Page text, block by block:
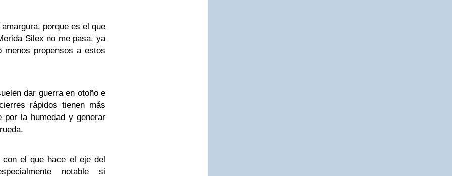
porque es el que
Silex no me pasa, ya
propensos a estos
dar guerra en otoño e
rápidos tienen más
por la humedad y generar
el que hace el eje del
notable si